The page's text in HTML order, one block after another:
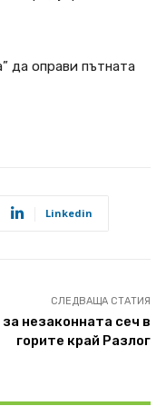
да оправи пътната
Linkedin
СЛЕДВАЩА СТАТИЯ
незаконната сеч в
горите край Разлог